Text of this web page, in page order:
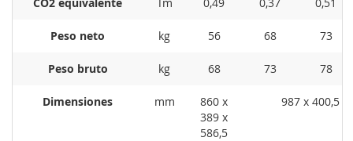
Peso neto kg 56 68 73
Peso bruto kg 68 73 78
Dimensiones mm
860 x
389 x
586,5
987 x 400,5 x